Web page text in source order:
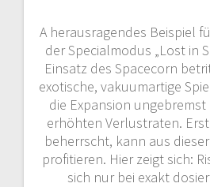
A herausragendes Beispiel
der Specialmodus „Lost in
Einsatz des Spacecorn
exotische, vakuumartige
die Expansion
erhöhten Verlustraten.
beherrscht, kann aus
profitieren. Hier zeigt sich:
sich nur bei exakt